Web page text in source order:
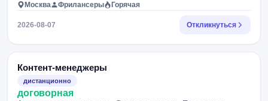
Москва Фрилансеры Горячая
2026-08-07 Откликнуться
Контент-менеджеры
дистанционно
договорная